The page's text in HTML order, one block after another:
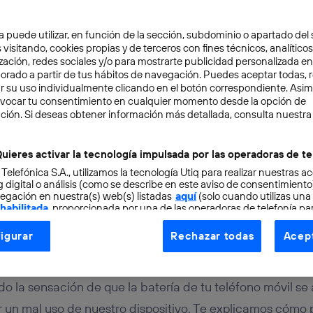
3 min
para aumentar la vida
Gonzalo Chavarri
la sensación de que la batería de tu teléfono móvil
un mal uso de nuestro dispositivo. Te explicamos cómo
puede utilizar, en función de la sección, subdominio o apartado del
visitando, cookies propias y de terceros con fines técnicos,
redes sociales y/o para mostrarte publicidad personalizada
a partir de tus hábitos de navegación. Puedes aceptar todas,
su uso individualmente clicando en el botón correspondiente.
tu consentimiento en cualquier momento desde la opción de
Si deseas obtener información más detallada, consulta nuestra
activar la tecnología impulsada por las operadoras de
S.A., utilizamos la tecnología Utiq para realizar nuestras
digital o análisis (como se describe en este aviso de
en nuestra(s) web(s) listadas aquí(solo cuando utilizas una
, proporcionada por una de las operadoras de telefonía
consentimiento en cada página web).
Utiq está diseñada con la privacidad como prioridad
dirección IP y otra información de la cuenta de cliente de
a la conexión que utilizas (p. ej., número de teléfono móvil).
Rechazar todas